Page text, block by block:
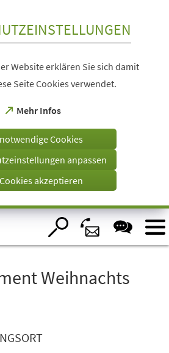
Website erklären Sie sich damit
Seite Cookies verwendet.
Mehr Infos
(Öffnet
einem
Tab)
Cookies
anpassen
akzeptieren
Weihnachts